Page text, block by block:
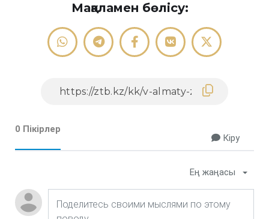
Мақаламен бөлісу:
0 Пікірлер
Кіру
Ең жаңасы